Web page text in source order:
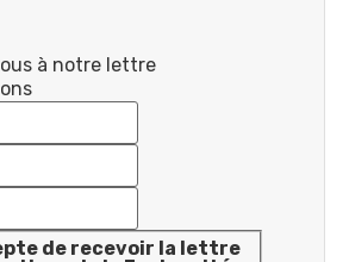
à notre lettre
de recevoir la lettre